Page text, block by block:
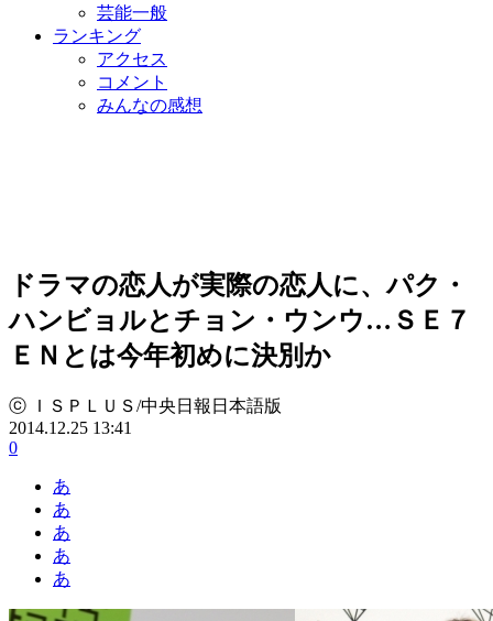
芸能一般
ランキング
アクセス
コメント
みんなの感想
ドラマの恋人が実際の恋人に、パク・
ハンビョルとチョン・ウンウ…ＳＥ７
ＥＮとは今年初めに決別か
ⓒ ＩＳＰＬＵＳ/中央日報日本語版
2014.12.25 13:41
0
あ
あ
あ
あ
あ